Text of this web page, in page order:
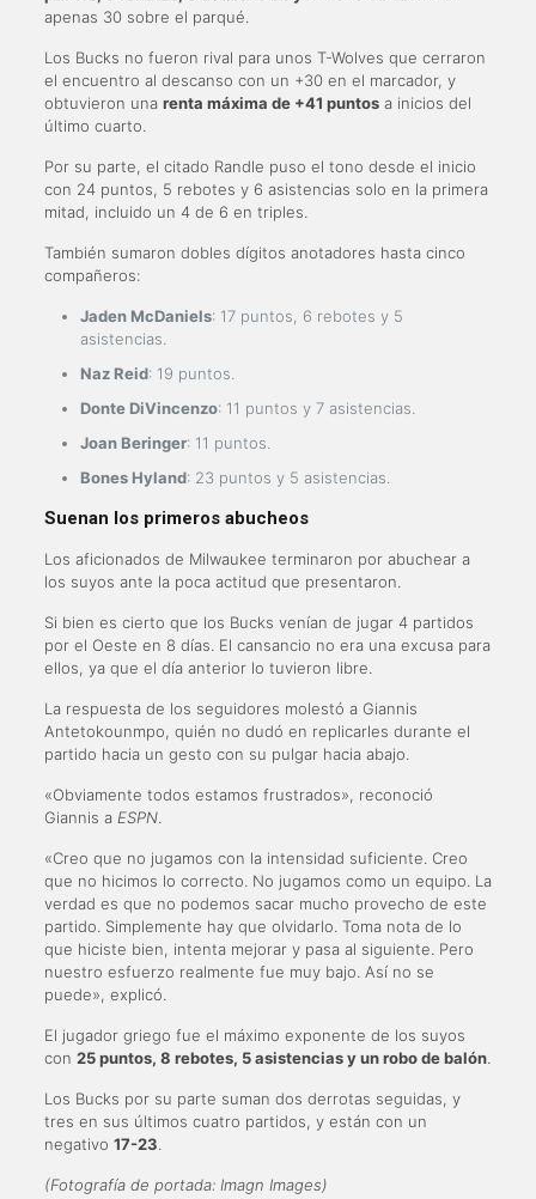
apenas 30 sobre el parqué.
Los Bucks no fueron rival para unos T-Wolves que cerraron
el encuentro al descanso con un +30 en el marcador, y
obtuvieron una renta máxima de +41 puntosa inicios del
último cuarto.
Por su parte, el citado Randle puso el tono desde el inicio
con 24 puntos, 5 rebotes y 6 asistencias solo en la primera
mitad, incluido un 4 de 6 en triples.
También sumaron dobles dígitos anotadores hasta cinco
compañeros:
Jaden McDaniels: 17 puntos, 6 rebotes y 5
asistencias.
Naz Reid: 19 puntos.
Donte DiVincenzo: 11 puntos y 7 asistencias.
Joan Beringer: 11 puntos.
Bones Hyland: 23 puntos y 5 asistencias.
Suenan los primeros abucheos
Los aficionados de Milwaukee terminaron por abuchear a
los suyos ante la poca actitud que presentaron.
Si bien es cierto que los Bucks venían de jugar 4 partidos
por el Oeste en 8 días. El cansancio no era una excusa para
ellos, ya que el día anterior lo tuvieron libre.
La respuesta de los seguidores molestó a Giannis
Antetokounmpo, quién no dudó en replicarles durante el
partido hacia un gesto con su pulgar hacia abajo.
«Obviamente todos estamos frustrados», reconoció
Giannis a ESPN.
«Creo que no jugamos con la intensidad suficiente. Creo
que no hicimos lo correcto. No jugamos como un equipo. La
verdad es que no podemos sacar mucho provecho de este
partido. Simplemente hay que olvidarlo. Toma nota de lo
que hiciste bien, intenta mejorar y pasa al siguiente. Pero
nuestro esfuerzo realmente fue muy bajo. Así no se
puede», explicó.
El jugador griego fue el máximo exponente de los suyos
con 25 puntos, 8 rebotes, 5 asistencias y un robo de balón.
Los Bucks por su parte suman dos derrotas seguidas, y
tres en sus últimos cuatro partidos, y están con un
negativo 17-23
(Fotografía de portada: Imagn Images)